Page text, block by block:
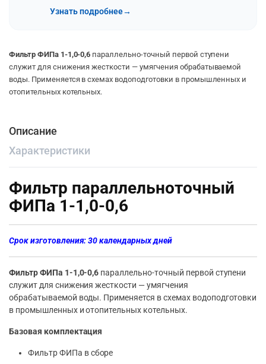
Узнать подробнее→
Фильтр ФИПа 1-1,0-0,6 параллельно-точный первой ступени
служит для снижения жесткости — умягчения обрабатываемой
воды. Применяется в схемах водоподготовки в промышленных и
отопительных котельных.
Описание
Характеристики
Фильтр параллельноточный
ФИПа 1-1,0-0,6
Срок изготовления: 30 календарных дней
Фильтр ФИПа 1-1,0-0,6 параллельно-точный первой ступени
служит для снижения жесткости — умягчения
обрабатываемой воды. Применяется в схемах водоподготовки
в промышленных и отопительных котельных.
Базовая комплектация
Фильтр ФИПа в сборе